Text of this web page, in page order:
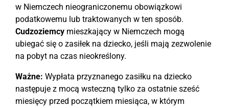
w Niemczech nieograniczonemu obowiązkowi
podatkowemu lub traktowanych w ten sposób.
Cudzoziemcy mieszkający w Niemczech mogą
ubiegać się o zasiłek na dziecko, jeśli mają zezwolenie
na pobyt na czas nieokreślony.
Ważne: Wypłata przyznanego zasiłku na dziecko
następuje z mocą wsteczną tylko za ostatnie sześć
miesięcy przed początkiem miesiąca, w którym